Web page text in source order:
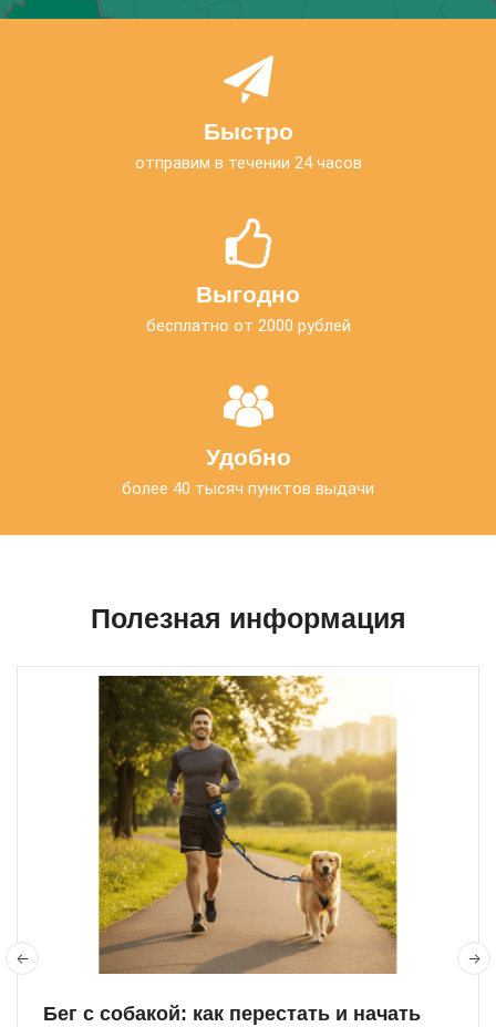
Быстро
отправим в течении 24 часов
Выгодно
бесплатно от 2000 рублей
Удобно
более 40 тысяч пунктов выдачи
Полезная информация
Бег с собакой: как перестать и начать